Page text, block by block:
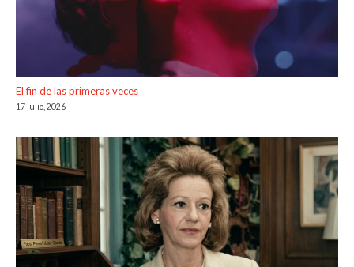
El fin de las primeras veces
17 julio, 2026